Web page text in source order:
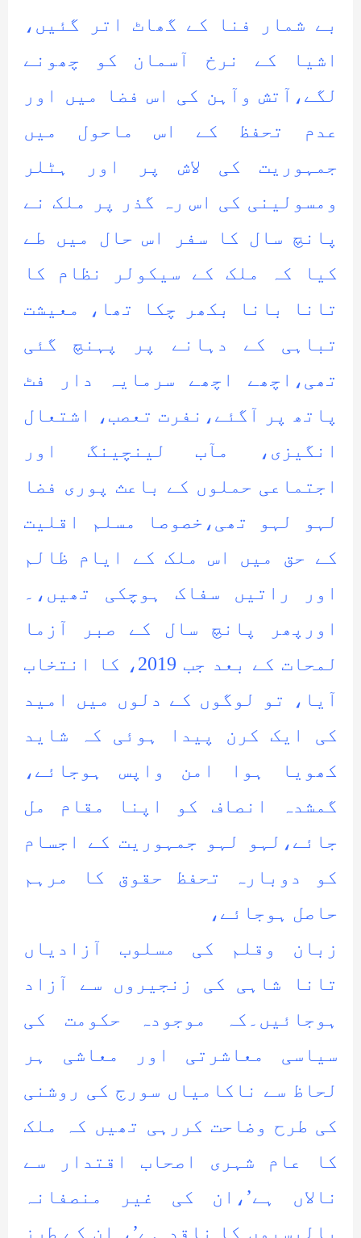
بے شمار فنا کے گھاٹ اتر گئیں،
اشیا کے نرخ آسمان کو چھونے
لگے،آتش وآہن کی اس فضا میں اور
عدم تحفظ کے اس ماحول میں
جمہوریت کی لاش پر اور ہٹلر
ومسولینی کی اس رہ گذر پر ملک نے
پانچ سال کا سفر اس حال میں طے
کیا کہ ملک کے سیکولر نظام کا
تانا بانا بکھر چکا تھا، معیشت
تباہی کے دہانے پر پہنچ گئی
تھی،اچھے اچھے سرمایہ دار فٹ
پاتھ پر آگئے،نفرت تعصب، اشتعال
انگیزی، مآب لینچینگ اور
اجتماعی حملوں کے باعث پوری فضا
لہو لہو تھی،خصوصا مسلم اقلیت
کے حق میں اس ملک کے ایام ظالم
اور راتیں سفاک ہوچکی تھیں،۔
اورپھر پانچ سال کے صبر آزما
لمحات کے بعد جب 2019، کا انتخاب
آیا، تو لوگوں کے دلوں میں امید
کی ایک کرن پیدا ہوئی کہ شاید
کھویا ہوا امن واپس ہوجائے،
گمشدہ انصاف کو اپنا مقام مل
جائے،لہو لہو جمہوریت کے اجسام
کو دوبارہ تحفظ حقوق کا مرہم
حاصل ہوجائے،
زبان وقلم کی مسلوب آزادیاں
تانا شاہی کی زنجیروں سے آزاد
ہوجائیں۔کہ موجودہ حکومت کی
سیاسی معاشرتی اور معاشی ہر
لحاظ سے ناکامیاں سورج کی روشنی
کی طرح وضاحت کررہی تھیں کہ ملک
کا عام شہری اصحاب اقتدار سے
نالاں ہے’،ان کی غیر منصفانہ
پالیسیوں کا ناقد ہے’، ان کے طرز